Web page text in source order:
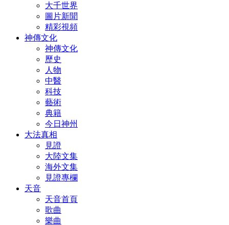
大千世界
圖片新聞
精彩視頻
神傳文化
神傳文化
歷史
人物
中醫
科技
藝術
典籍
今日神州
大法真相
見證
大陸文集
海外文集
見證專欄
天音
天音首頁
歌曲
樂曲